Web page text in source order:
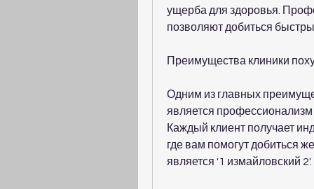
ущерба для здоровья.
позволяют добиться
Преимущества клиники
Одним из главных
является
Каждый клиент получает
где вам помогут добиться
является '1 измайловский 2'.